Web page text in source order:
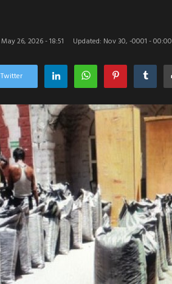
May 26, 2026 - 18:51 Updated: Nov 30, -0001 - 00:00
Twitter